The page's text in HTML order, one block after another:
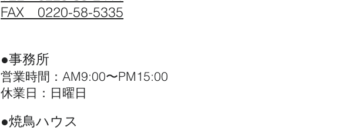
FAX 0220-58-5335
●事務所
営業時間：AM9:00〜PM15:00
休業日：日曜日
●焼鳥ハウス